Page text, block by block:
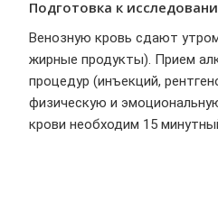
Подготовка к
Венозную кровь сдают
жирные продукты). Прием
процедур (инъекций,
физическую и
крови необходим 15